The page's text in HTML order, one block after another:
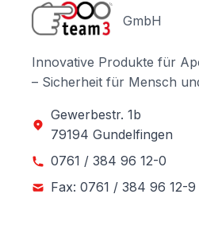
GmbH
Innovative Produkte für
– Sicherheit für Mensch
Gewerbestr. 1b
79194 Gundelfingen
0761 / 384 96 12-0
Fax: 0761 / 384 96 12-9